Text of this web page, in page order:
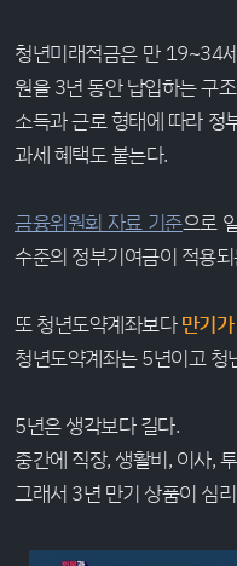
청년미래적금은 만 19~34
원을 3년 동안 납입하는 구
소득과 근로 형태에 따라 정
과세 혜택도 붙는다.
금융위원회 자료 기준으로
수준의 정부기여금이 적용
또 청년도약계좌보다만기
청년도약계좌는 5년이고 청
5년은 생각보다 길다.
중간에 직장, 생활비, 이사,
그래서 3년 만기 상품이 심